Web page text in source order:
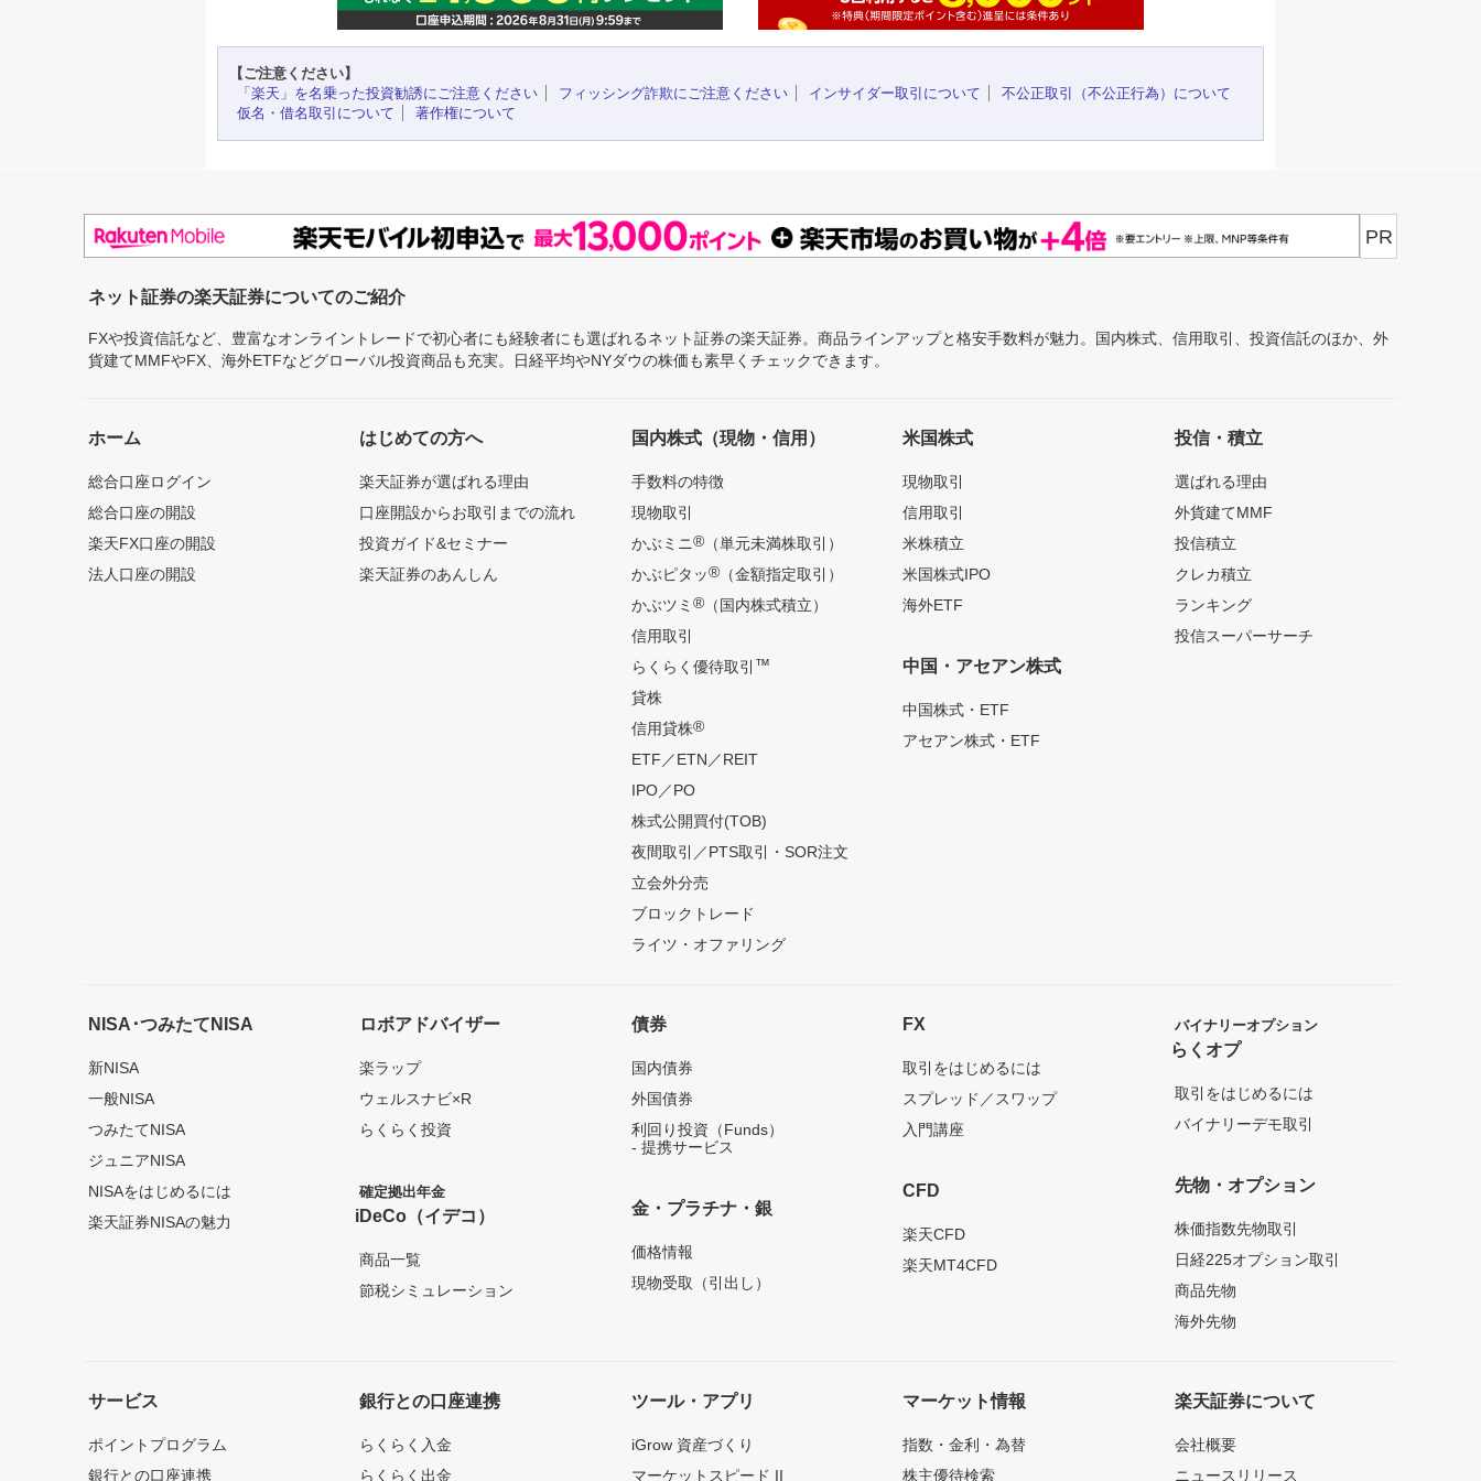
【ご注意ください】
「楽天」を名乗った投資勧誘にご注意ください
フィッシング詐欺にご注意ください インサイダー取引について
不公正取引（不公正行為）について
仮名・借名取引について
著作権について
PR
ネット証券の楽天証券についてのご紹介
FXや投資信託など、豊富なオンライントレードで初心者にも経験者にも選ばれるネット証券の楽天証券。商品ラインアップと格安手数料が魅力。国内株式、信用取引、投資信託のほか、外
貨建てMMFやFX、海外ETFなどグローバル投資商品も充実。日経平均やNYダウの株価も素早くチェックできます。
ホーム
総合口座ログイン
総合口座の開設
楽天FX口座の開設
法人口座の開設
はじめての方へ
楽天証券が選ばれる理由
口座開設からお取引までの流れ
投資ガイド&セミナー
楽天証券のあんしん
国内株式（現物・信用）
手数料の特徴
現物取引
かぶミニ®（単元未満株取引）
かぶピタッ®（金額指定取引）
かぶツミ ®（国内株式積立）
信用取引
らくらく優待取引 ™
貸株
信用貸株®
ETF／ETN／REIT
IPO／PO
株式公開買付(TOB)
夜間取引／PTS取引・SOR注文
立会外分売
ブロックトレード
ライツ・オファリング
米国株式
現物取引
信用取引
米株積立
米国株式IPO
海外ETF
中国・アセアン株式
中国株式・ETF
アセアン株式・ETF
投信・積立
選ばれる理由
外貨建てMMF
投信積立
クレカ積立
ランキング
投信スーパーサーチ
NISA･つみたてNISA
新NISA
一般NISA
つみたてNISA
ジュニアNISA
NISAをはじめるには
楽天証券NISAの魅力
ロボアドバイザー
楽ラップ
ウェルスナビ×R
らくらく投資
確定拠出年金
iDeCo（イデコ）
商品一覧
節税シミュレーション
債券
国内債券
外国債券
利回り投資（Funds）
- 提携サービス
金・プラチナ・銀
価格情報
現物受取（引出し）
FX
取引をはじめるには
スプレッド／スワップ
入門講座
CFD
楽天CFD
楽天MT4CFD
バイナリーオプション
らくオプ
取引をはじめるには
バイナリーデモ取引
先物・オプション
株価指数先物取引
日経225オプション取引
商品先物
海外先物
サービス
ポイントプログラム
銀行との口座連携
銀行との口座連携
らくらく入金
らくらく出金
ツール・アプリ
iGrow 資産づくり
マーケットスピード II
マーケット情報
指数・金利・為替
株主優待検索
楽天証券について
会社概要
ニュースリリース